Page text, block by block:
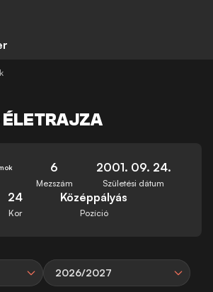
ÉLETRAJZA
6
Mezszám
2001. 09. 24.
Születési dátum
24
Kor
Középpályás
Pozíció
2026/2027